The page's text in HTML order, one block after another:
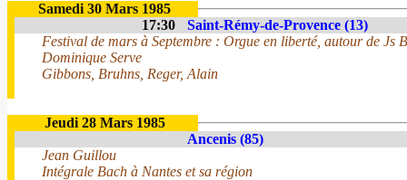
Samedi 30 Mars 1985
17:30
Saint-Rémy-de-Provence (13)
Festival de mars à Septembre : Orgue en liberté, autour de Js
Dominique Serve
Gibbons, Bruhns, Reger, Alain
Jeudi 28 Mars 1985
Ancenis (85)
Jean Guillou
Intégrale Bach à Nantes et sa région